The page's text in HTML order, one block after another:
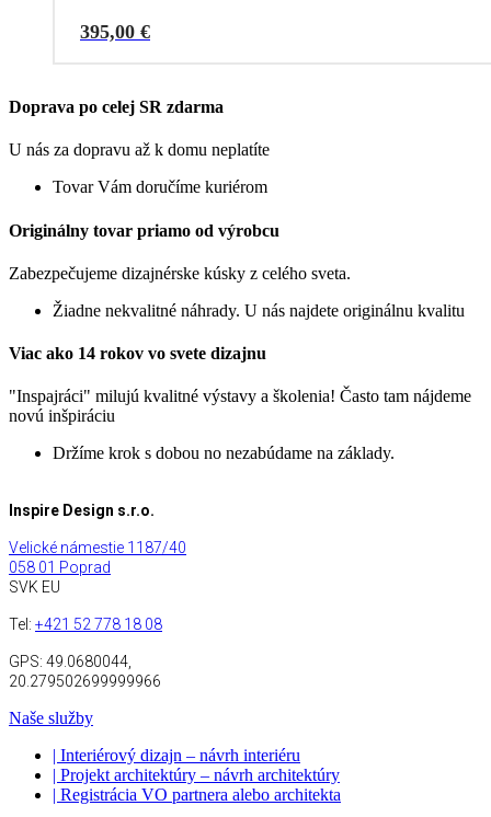
395,00 €
Doprava po celej SR zdarma
U nás za dopravu až k domu neplatíte
Tovar Vám doručíme kuriérom
Originálny tovar priamo od výrobcu
Zabezpečujeme dizajnérske kúsky z celého sveta.
Žiadne nekvalitné náhrady. U nás najdete originálnu kvalitu
Viac ako 14 rokov vo svete dizajnu
"Inspajráci" milujú kvalitné výstavy a školenia! Často tam nájdeme
novú inšpiráciu
Držíme krok s dobou no nezabúdame na základy.
Inspire Design s.r.o.
Velické námestie 1187/40
058 01 Poprad
SVK EU
Tel: +421 52 778 18 08
GPS: 49.0680044,
20.279502699999966
Naše služby
| Interiérový dizajn – návrh interiéru
| Projekt architektúry – návrh architektúry
| Registrácia VO partnera alebo architekta